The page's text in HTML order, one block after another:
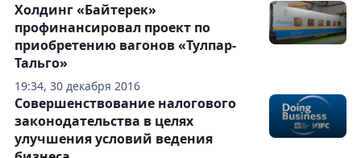
19:34, 30 декабря 2016
Холдинг «Байтерек»
профинансировал проект по
приобретению вагонов «Тулпар-
Тальго»
Совершенствование налогового
законодательства в целях
улучшения условий ведения